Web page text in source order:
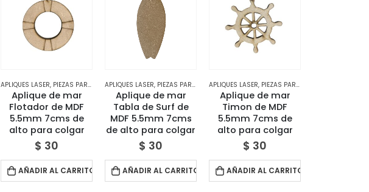
,TIENDA
APLIQUES LASER, PIEZAS PARA DECORAR ,TIENDA
Aplique de mar
Flotador de MDF
5.5mm 7cms de
alto para colgar
$ 30
AÑADIR AL CARRITO
APLIQUES LASER, PIEZAS PARA DECORAR ,TIENDA
Aplique de mar
Tabla de Surf de
MDF 5.5mm 7cms
de alto para colgar
$ 30
AÑADIR AL CARRITO
APLIQUES LASER, PIEZAS PARA DECORAR
Aplique de mar
Timon de MDF
5.5mm 7cms de
alto para colgar
$ 30
AÑADIR AL CARRITO